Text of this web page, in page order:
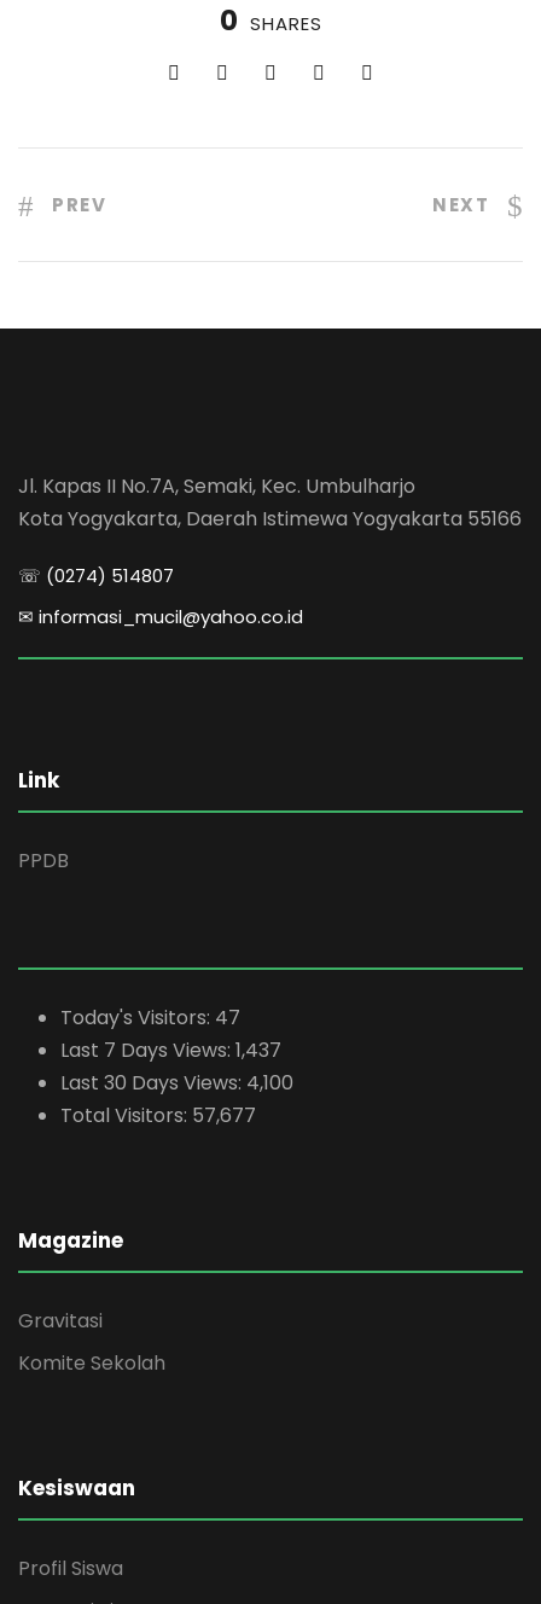
0 SHARES
PREV NEXT
Jl. Kapas II No.7A, Semaki, Kec. Umbulharjo
Kota Yogyakarta, Daerah Istimewa Yogyakarta 55166
☏ (0274) 514807
✉ informasi_mucil@yahoo.co.id
Link
PPDB
Today's Visitors: 47
Last 7 Days Views: 1,437
Last 30 Days Views: 4,100
Total Visitors: 57,677
Magazine
Gravitasi
Komite Sekolah
Kesiswaan
Profil Siswa